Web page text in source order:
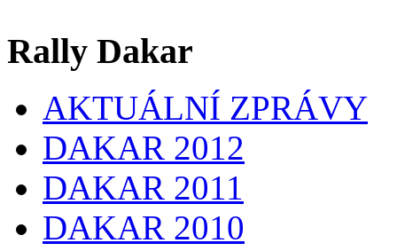
Rally Dakar
AKTUÁLNÍ ZPRÁVY
DAKAR 2012
DAKAR 2011
DAKAR 2010